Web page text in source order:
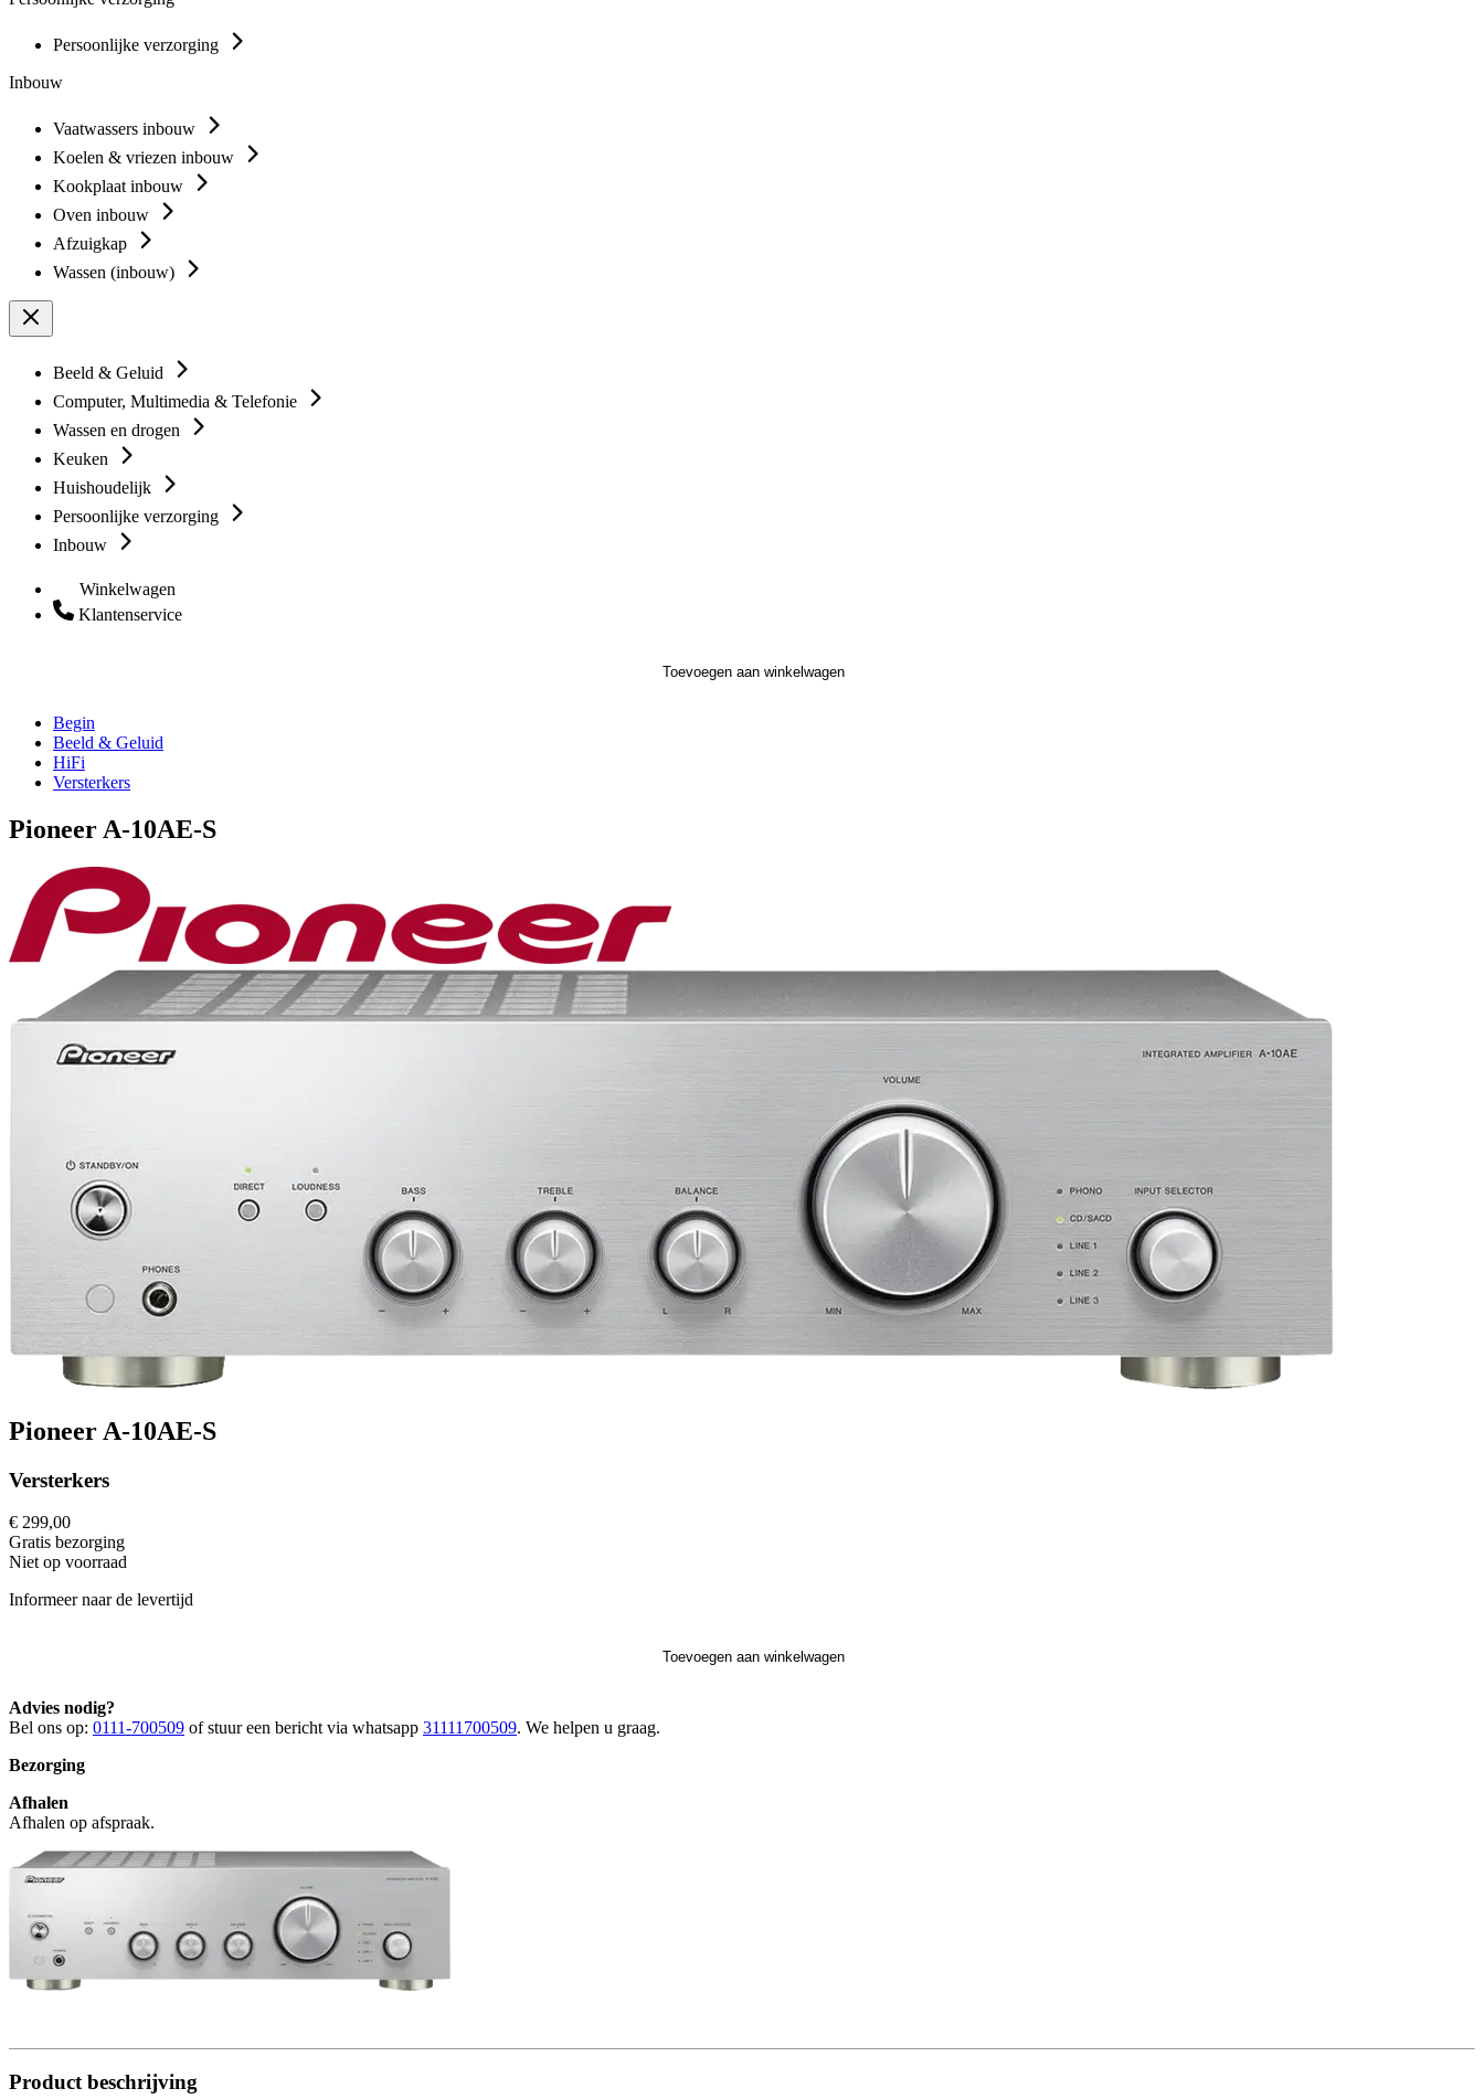
Persoonlijke verzorging
Inbouw
Vaatwassers inbouw
Koelen & vriezen inbouw
Kookplaat inbouw
Oven inbouw
Afzuigkap
Wassen (inbouw)
Beeld & Geluid
Computer, Multimedia & Telefonie
Wassen en drogen
Keuken
Huishoudelijk
Persoonlijke verzorging
Inbouw
Winkelwagen
Klantenservice
Toevoegen aan winkelwagen
Begin
Beeld & Geluid
HiFi
Versterkers
Pioneer A-10AE-S
Pioneer A-10AE-S
Versterkers
€ 299,00
Gratis bezorging
Niet op voorraad
Informeer naar de levertijd
Toevoegen aan winkelwagen
Advies nodig?
Bel ons op: 0111-700509 of stuur een bericht via whatsapp 31111700509. We helpen u graag.
Bezorging
Afhalen
Afhalen op afspraak.
Product beschrijving